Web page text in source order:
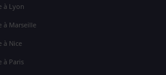
à Lyon
à Marseille
à Nice
à Paris